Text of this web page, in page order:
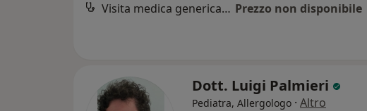
Visita medica generica in CONVENZIONE Prezzo non disponibile
Dott. Luigi Palmieri
Pediatra, Allergologo · Altro